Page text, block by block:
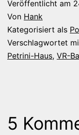
Veröffentlicht am
Von Hank
Kategorisiert als
Verschlagwortet
Petrini-Haus, VR-
5